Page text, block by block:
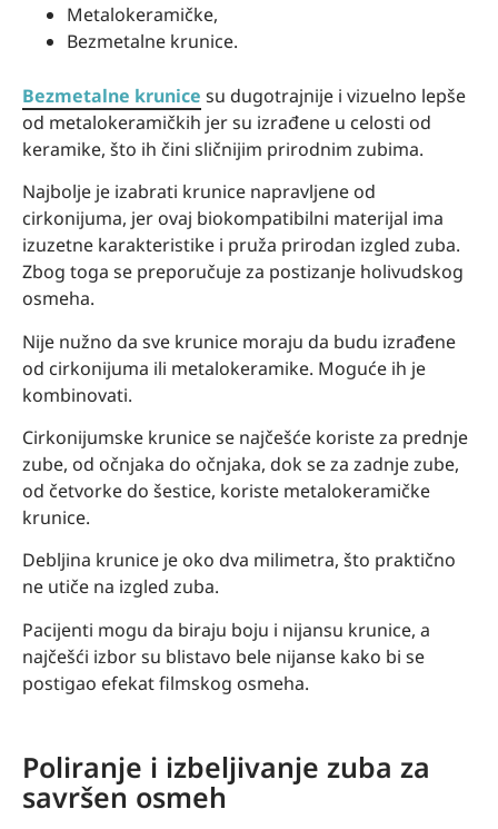
Metalokeramičke,
Bezmetalne krunice.
Bezmetalne krunice su dugotrajnije i vizuelno lepše
od metalokeramičkih jer su izrađene u celosti od
keramike, što ih čini sličnijim prirodnim zubima.
Najbolje je izabrati krunice napravljene od
cirkonijuma, jer ovaj biokompatibilni materijal ima
izuzetne karakteristike i pruža prirodan izgled zuba.
Zbog toga se preporučuje za postizanje holivudskog
osmeha.
Nije nužno da sve krunice moraju da budu izrađene
od cirkonijuma ili metalokeramike. Moguće ih je
kombinovati.
Cirkonijumske krunice se najčešće koriste za prednje
zube, od očnjaka do očnjaka, dok se za zadnje zube,
od četvorke do šestice, koriste metalokeramičke
krunice.
Debljina krunice je oko dva milimetra, što praktično
ne utiče na izgled zuba.
Pacijenti mogu da biraju boju i nijansu krunice, a
najčešći izbor su blistavo bele nijanse kako bi se
postigao efekat filmskog osmeha.
Poliranje i izbeljivanje zuba za
savršen osmeh